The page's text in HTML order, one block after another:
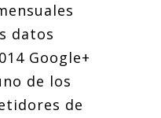
datos
Google+
de los
de